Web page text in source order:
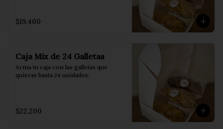
$19.400
Caja Mix de 24 Galletas
Arma tu caja con las galletas que
quieras hasta 24 unidades.
$22.200